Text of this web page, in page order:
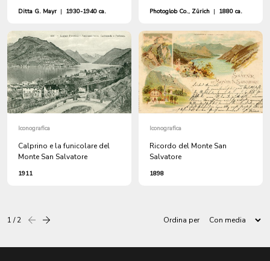
Ditta G. Mayr | 1930-1940 ca. Photoglob Co., Zürich | 1880 ca.
Iconografica
Calprino e la funicolare del
Monte San Salvatore
1911
Iconografica
Ricordo del Monte San
Salvatore
1898
1 / 2 Precedentesuccessiva Ordina per